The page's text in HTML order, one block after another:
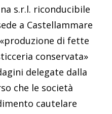
s.r.l. riconducibile
a Castellammare
di fette
conservata»
delegate dalla
che le società
cautelare